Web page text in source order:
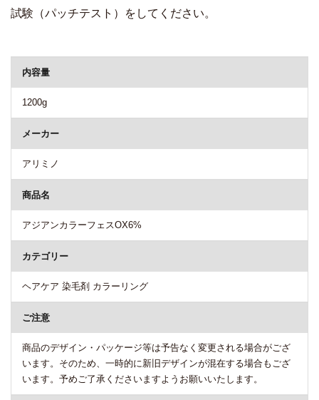
試験（パッチテスト）をしてください。
内容量
1200g
メーカー
アリミノ
商品名
アジアンカラーフェスOX6%
カテゴリー
ヘアケア 染毛剤 カラーリング
ご注意
商品のデザイン・パッケージ等は予告なく変更される場合がござ
います。そのため、一時的に新旧デザインが混在する場合もござ
います。予めご了承くださいますようお願いいたします。